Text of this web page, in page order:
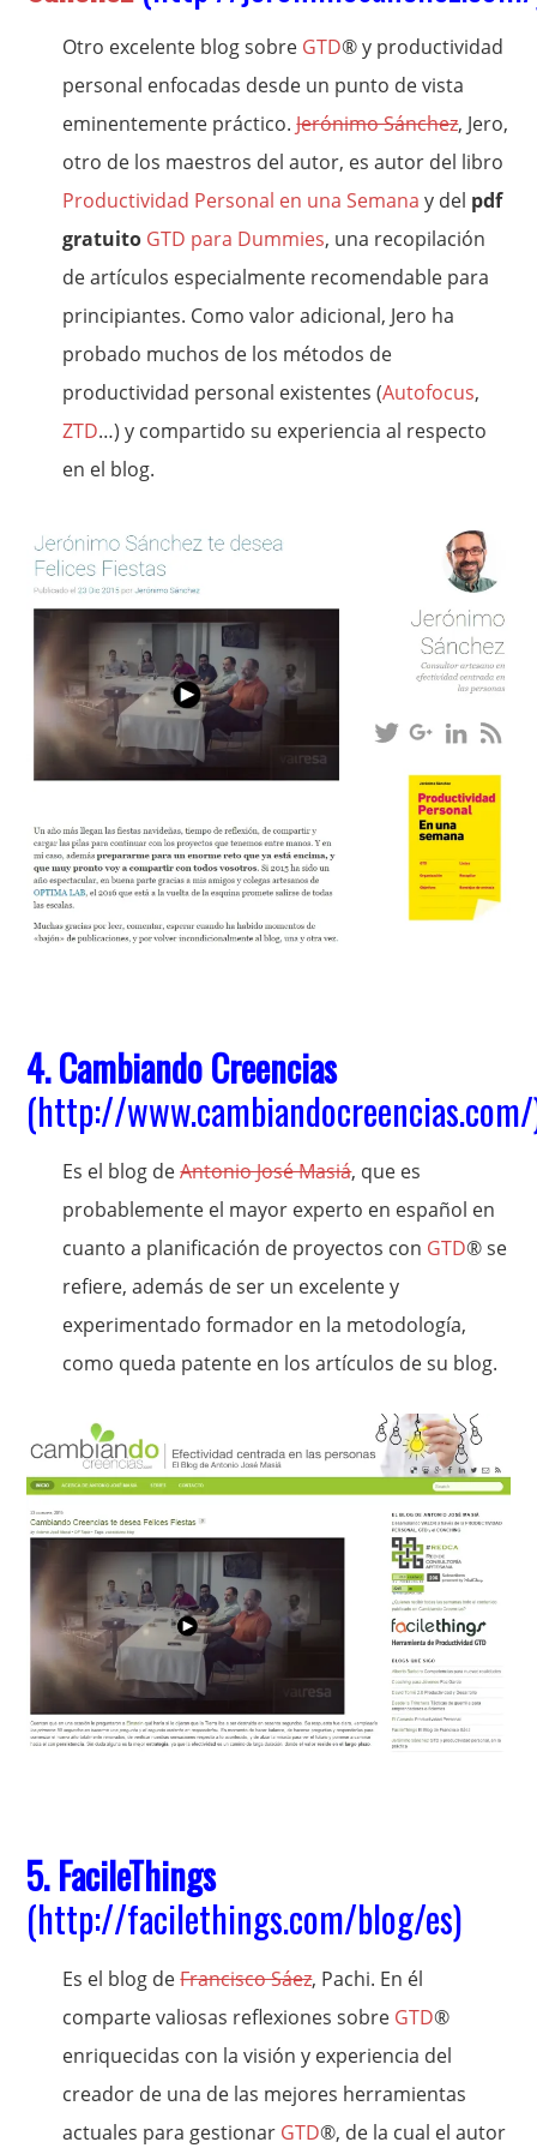
Otro excelente blog sobre GTD® y productividad
personal enfocadas desde un punto de vista
eminentemente práctico.Jerónimo Sánchez, Jero,
otro de los maestros del autor, es autor del libro
Productividad Personal en una Semana y del pdf
gratuito GTD para Dummies, una recopilación
de artículos especialmente recomendable para
principiantes. Como valor adicional, Jero ha
probado muchos de los métodos de
productividad personal existentes (Autofocus,
ZTD…) y compartido su experiencia al respecto
en el blog.
4. Cambiando Creencias
(http://www.cambiandocreencias.com/
Es el blog deAntonio José Masiá, que es
probablemente el mayor experto en español en
cuanto a planificación de proyectos con GTD® se
refiere, además de ser un excelente y
experimentado formador en la metodología,
como queda patente en los artículos de su blog.
5. FacileThings
(http://facilethings.com/blog/es)
Es el blog deFrancisco Sáez, Pachi. En él
comparte valiosas reflexiones sobre GTD®
enriquecidas con la visión y experiencia del
creador de una de las mejores herramientas
actuales para gestionar GTD®, de la cual el autor